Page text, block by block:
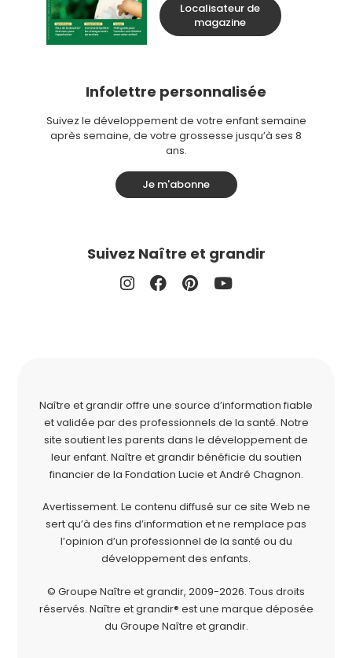
Localisateur de
magazine
Infolettre personnalisée
Suivez le développement de votre enfant semaine
après semaine, de votre grossesse jusqu’à ses 8
ans.
Je m'abonne
Suivez Naître et grandir
Naître et grandir offre une source d’information fiable
et validée par des professionnels de la santé. Notre
site soutient les parents dans le développement de
leur enfant. Naître et grandir bénéficie du soutien
financier de la Fondation Lucie et André Chagnon.
Avertissement. Le contenu diffusé sur ce site Web ne
sert qu’à des fins d’information et ne remplace pas
l’opinion d’un professionnel de la santé ou du
développement des enfants.
© Groupe Naître et grandir, 2009-2026. Tous droits
réservés. Naître et grandir® est une marque déposée
du Groupe Naître et grandir.